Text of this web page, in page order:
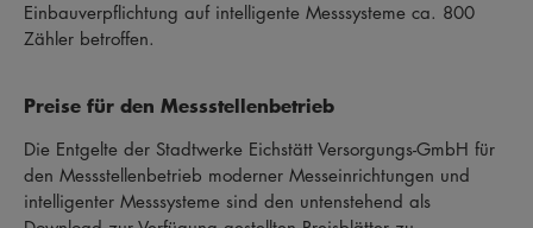
Einbauverpflichtung auf intelligente Messsysteme ca. 800
Zähler betroffen.
Preise für den Messstellenbetrieb
Die Entgelte der Stadtwerke Eichstätt Versorgungs-GmbH für
den Messstellenbetrieb moderner Messeinrichtungen und
intelligenter Messsysteme sind den untenstehend als